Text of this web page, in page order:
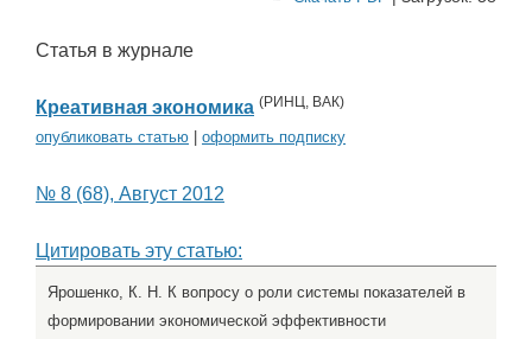
Статья в журнале
Креативная экономика (РИНЦ, ВАК)
опубликовать статью оформить подписку
№ 8 (68), Август 2012
Цитировать эту статью:
Ярошенко, К. Н. К вопросу о роли системы показателей в
формировании экономической эффективности